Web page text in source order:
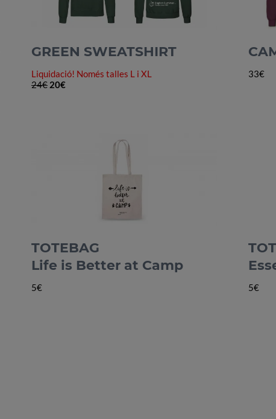
GREEN SWEATSHIRT
Liquidació! Només talles L i XL
24€ 20€
33€
TOTEBAG
Life is Better at Camp
5€ 5€